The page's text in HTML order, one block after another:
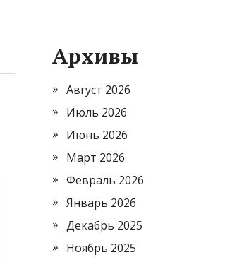
Архивы
Август 2026
Июль 2026
Июнь 2026
Март 2026
Февраль 2026
Январь 2026
Декабрь 2025
Ноябрь 2025